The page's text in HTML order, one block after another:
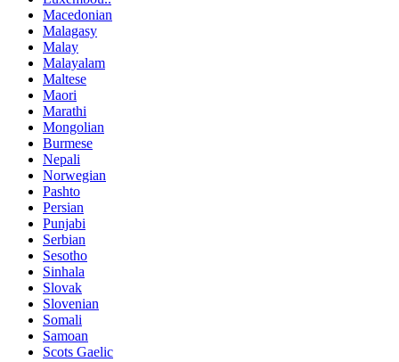
Macedonian
Malagasy
Malay
Malayalam
Maltese
Maori
Marathi
Mongolian
Burmese
Nepali
Norwegian
Pashto
Persian
Punjabi
Serbian
Sesotho
Sinhala
Slovak
Slovenian
Somali
Samoan
Scots Gaelic